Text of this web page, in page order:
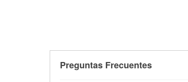
Preguntas Frecuentes